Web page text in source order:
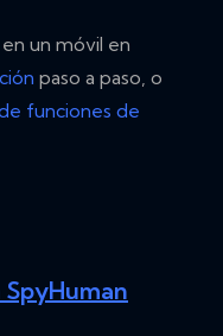
un móvil en
paso a paso, o
funciones de